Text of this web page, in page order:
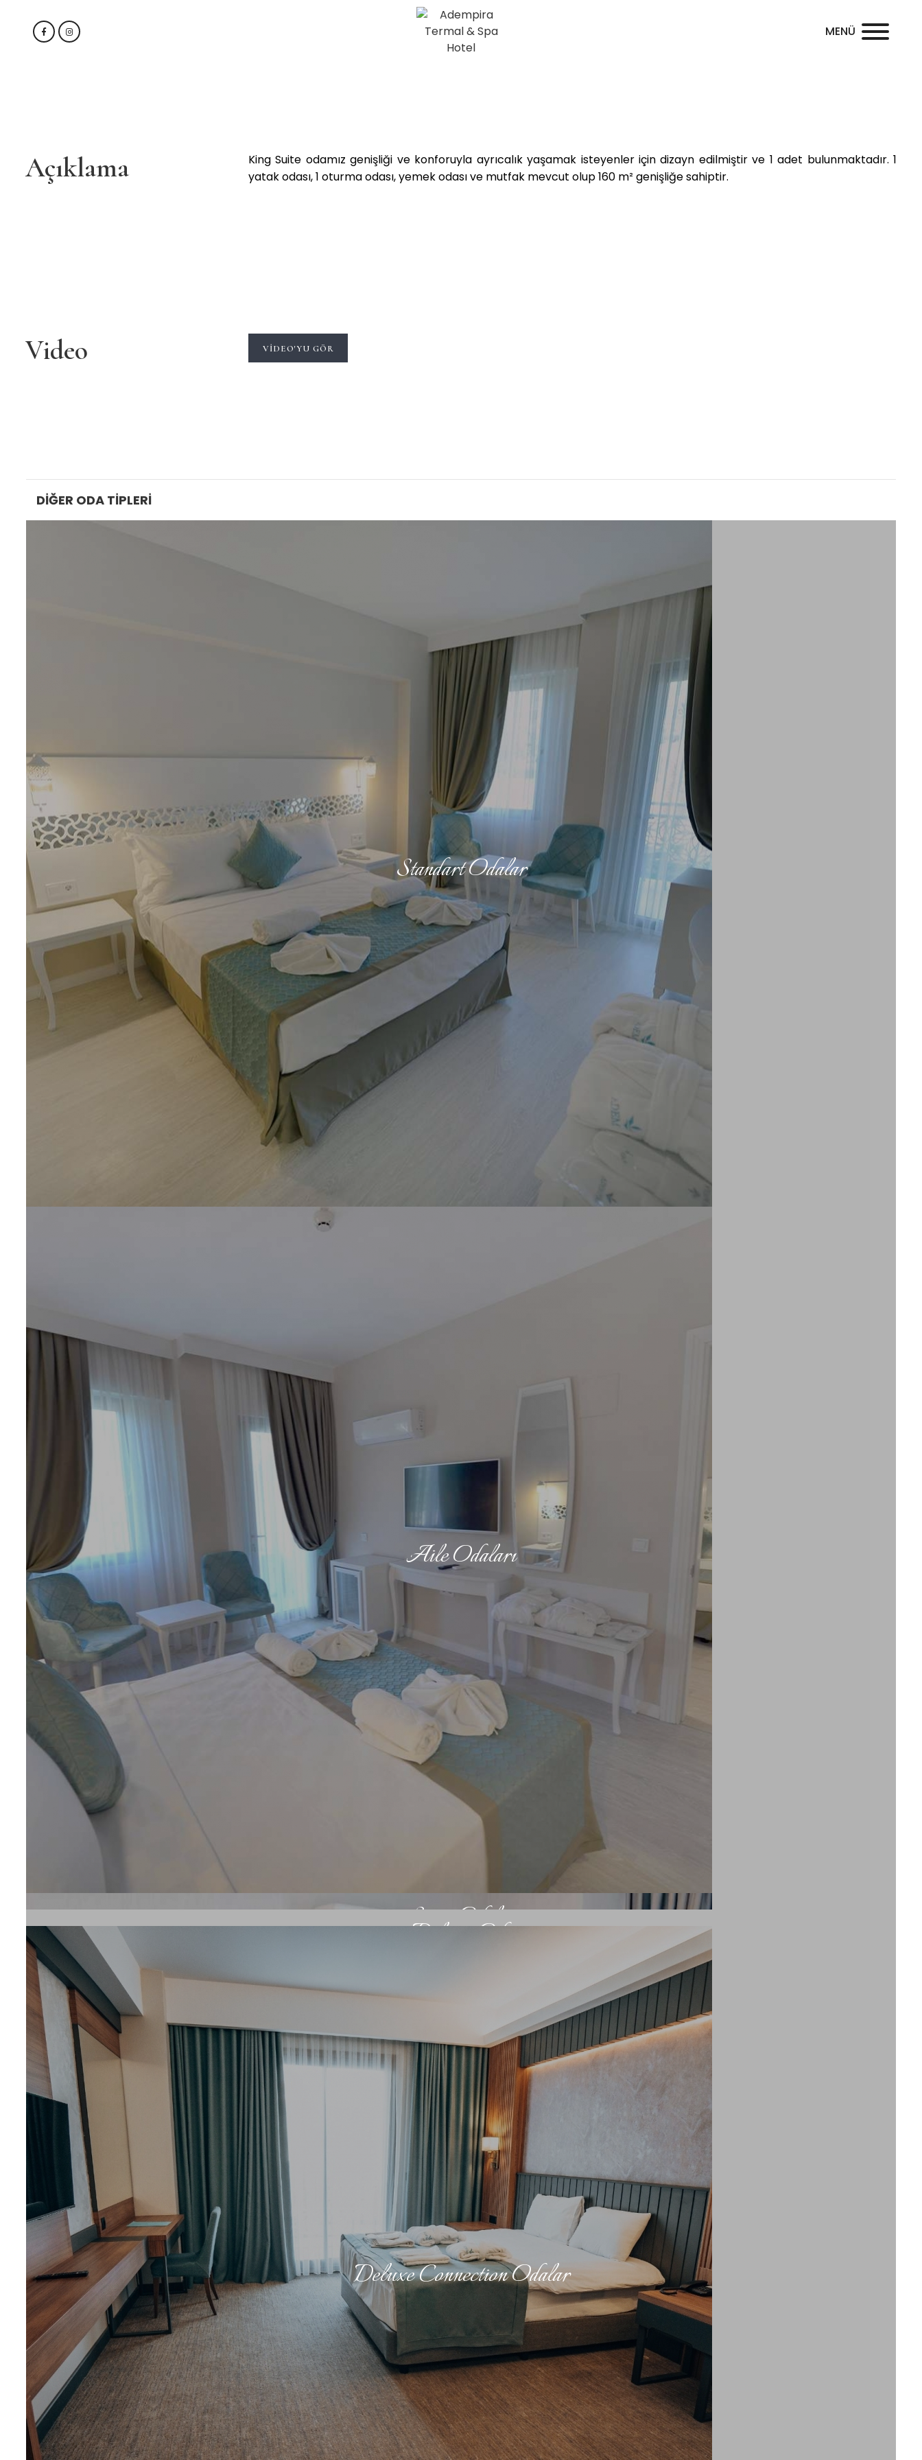
MENÜ
Anasayfa Konaklama
Açıklama King Suite odamız genişliği ve konforuyla ayrıcalık yaşamak isteyenler için dizayn edilmiştir ve 1 adet bulunmaktadır. 1
yatak odası, 1 oturma odası, yemek odası ve mutfak mevcut olup 160 m² genişliğe sahiptir.
Video VIDEO'YU GÖR
DIĞER ODA TIPLERI
Standart Odalar
Aile Odaları
Suite Odalar
Deluxe Oda
Deluxe Connection Odalar